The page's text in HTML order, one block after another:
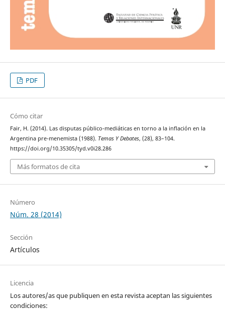
PDF
Cómo citar
Fair, H. (2014). Las disputas público-mediáticas en torno a la inflación en la
Argentina pre-menemista (1988). Temas Y Debates, (28), 83–104.
https://doi.org/10.35305/tyd.v0i28.286
Más formatos de cita
Número
Núm. 28 (2014)
Sección
Artículos
Licencia
Los autores/as que publiquen en esta revista aceptan las siguientes
condiciones: